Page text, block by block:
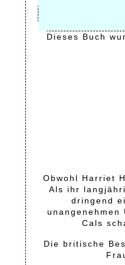
Dieses Buch
Obwohl Harriet
Als ihr
dringend
Cals
Die britische